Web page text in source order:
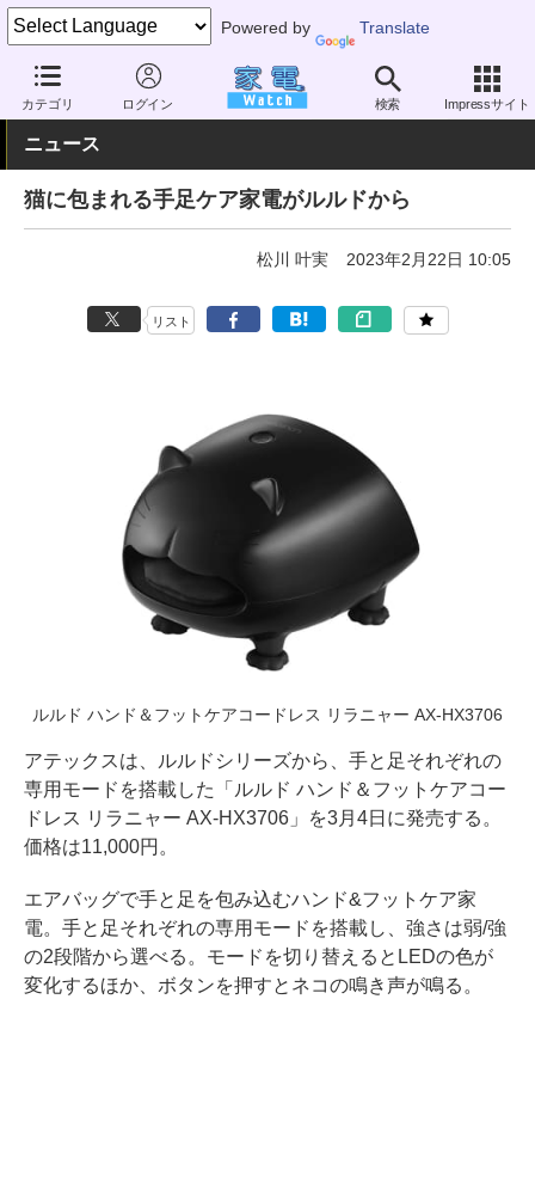
Powered by Translate
カテゴリ ログイン 検索 Impressサイト
家電 Watch ヘルスケア 健康家電 マッサージ機器
ニュース
猫に包まれる手足ケア家電がルルドから
松川 叶実 2023年2月22日 10:05
リスト
ルルド ハンド＆フットケアコードレス リラニャー AX-HX3706
アテックスは、ルルドシリーズから、手と足それぞれの
専用モードを搭載した「ルルド ハンド＆フットケアコー
ドレス リラニャー AX-HX3706」を3月4日に発売する。
価格は11,000円。
エアバッグで手と足を包み込むハンド&フットケア家
電。手と足それぞれの専用モードを搭載し、強さは弱/強
の2段階から選べる。モードを切り替えるとLEDの色が
変化するほか、ボタンを押すとネコの鳴き声が鳴る。